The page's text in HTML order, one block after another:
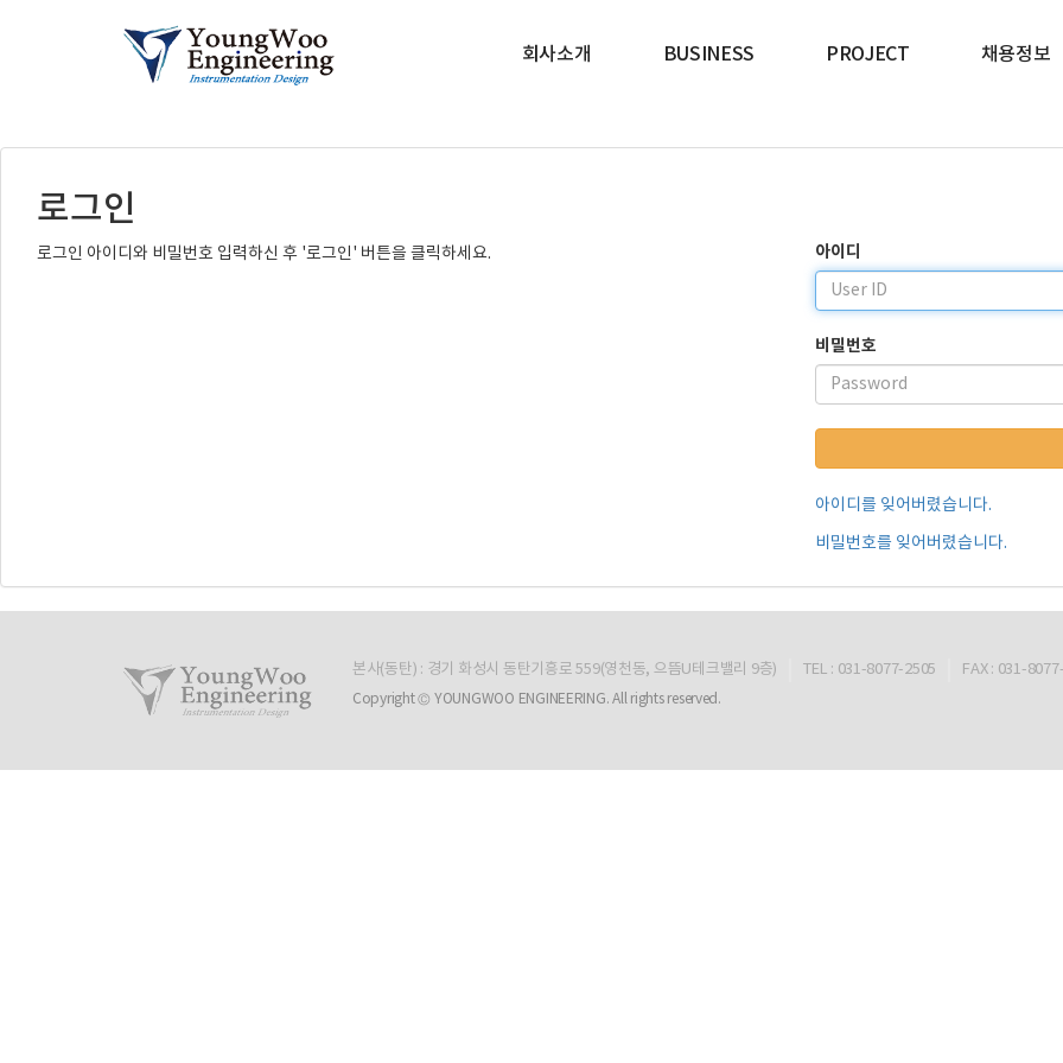
회사소개 BUSINESS PROJECT 채용정보
로그인
로그인 아이디와 비밀번호 입력하신 후 '로그인' 버튼을 클릭하세요. 아이디
비밀번호
아이디를 잊어버렸습니다.
비밀번호를 잊어버렸습니다.
본사(동탄) : 경기 화성시 동탄기흥로 559(영천동, 으뜸U테크밸리 9층) TEL : 031-8077-2505 FAX : 031-
Copyright © YOUNGWOO ENGINEERING. All rights reserved.